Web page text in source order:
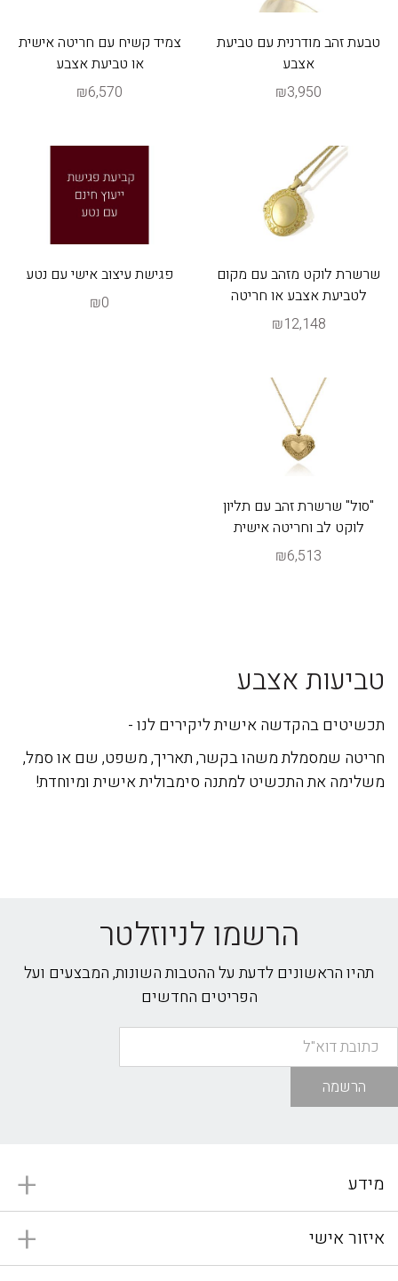
טבעת זהב מודרנית עם טביעת
אצבע
₪3,950
צמיד קשיח עם חריטה אישית
או טביעת אצבע
₪6,570
שרשרת לוקט מזהב עם מקום
לטביעת אצבע או חריטה
₪12,148
פגישת עיצוב אישי עם נטע
₪0
"סול" שרשרת זהב עם תליון
לוקט לב וחריטה אישית
₪6,513
טביעות אצבע
תכשיטים בהקדשה אישית ליקירים לנו -
חריטה שמסמלת משהו בקשר, תאריך, משפט, שם או סמל,
משלימה את התכשיט למתנה סימבולית אישית ומיוחדת!
הרשמו לניוזלטר
תהיו הראשונים לדעת על ההטבות השונות, המבצעים ועל
הפריטים החדשים
הרשמה
מידע
איזור אישי